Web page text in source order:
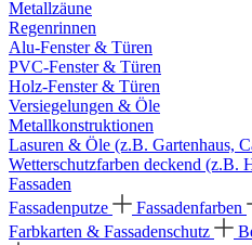
Metallzäune
Regenrinnen
Alu-Fenster & Türen
PVC-Fenster & Türen
Holz-Fenster & Türen
Versiegelungen & Öle
Metallkonstruktionen
Lasuren & Öle (z.B. Gartenhaus,
Wetterschutzfarben deckend (z.B.
Fassaden
Fassadenputze
Fassadenfarben
Farbkarten & Fassadenschutz